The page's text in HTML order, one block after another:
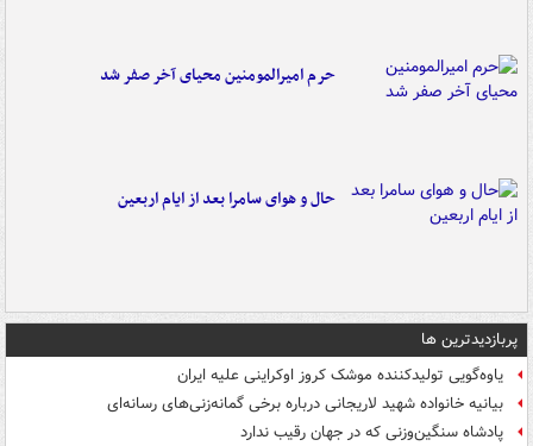
حرم امیرالمومنین محیای آخر صفر شد
حال و هوای سامرا بعد از ایام اربعین
پربازدیدترین ها
یاوه‌گویی تولیدکننده موشک کروز اوکراینی علیه ایران
بیانیه خانواده شهید لاریجانی درباره برخی گمانه‌زنی‌های رسانه‌ای
پادشاه سنگین‌وزنی که در جهان رقیب ندارد